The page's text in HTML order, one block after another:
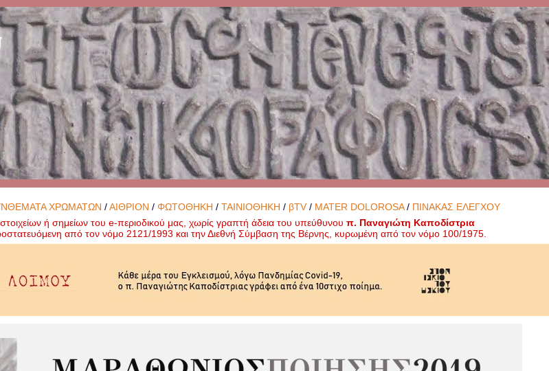
ΧΡΩΜΑΤΩΝ /ΑΙΘΡΙΟΝ /ΦΩΤΟΘΗΚΗ /ΤΑΙΝΙΟΘΗΚΗ / βTV / MATER DOLOROSA/ ΠΙΝΑΚΑΣ ΕΛΕΓΧΟΥ
ή σημείων του e-περιοδικού μας, χωρίς γραπτή άδεια του υπεύθυνουπ. Παναγιώτη Καποδίστρια
από τον νόμο 2121/1993 και την Διεθνή Σύμβαση της Βέρνης, κυρωμένη από τον νόμο 100/1975.